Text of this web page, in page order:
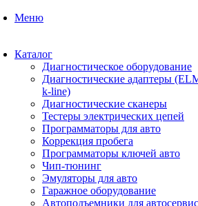
Меню
Каталог
Диагностическое оборудование
Диагностические адаптеры
k-line)
Диагностические сканеры
Тестеры электрических цепей
Программаторы для авто
Коррекция пробега
Программаторы ключей авто
Чип-тюнинг
Эмуляторы для авто
Гаражное оборудование
Автоподъемники для